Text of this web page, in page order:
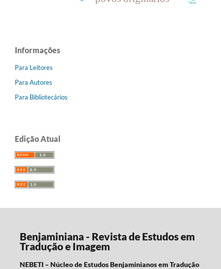
Informações
Para Leitores
Para Autores
Para Bibliotecários
Edição Atual
Benjaminiana - Revista de Estudos em
Tradução e Imagem
NEBETI – Núcleo de Estudos Benjaminianos em Tradução